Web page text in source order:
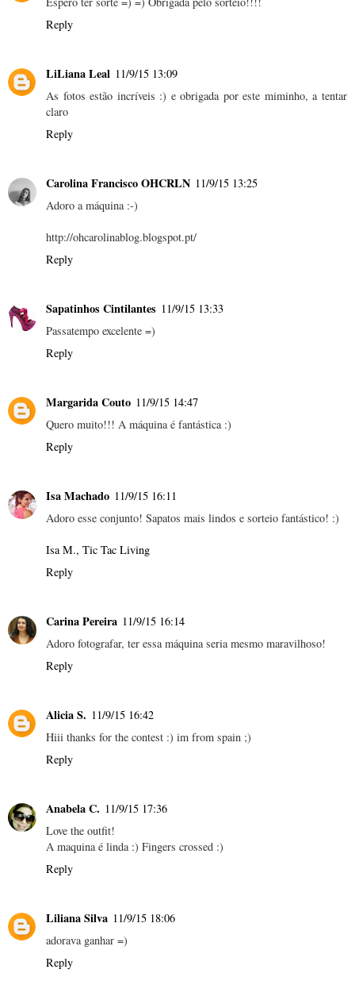
Reply
LiLiana Leal 11/9/15 13:09
As fotos estão incríveis :) e obrigada por este miminho, a tentar
claro
Reply
Carolina Francisco OHCRLN 11/9/15 13:25
Adoro a máquina :-)
http://ohcarolinablog.blogspot.pt/
Reply
Sapatinhos Cintilantes 11/9/15 13:33
Passatempo excelente =)
Reply
Margarida Couto 11/9/15 14:47
Quero muito!!! A máquina é fantástica :)
Reply
Isa Machado 11/9/15 16:11
Adoro esse conjunto! Sapatos mais lindos e sorteio fantástico! :)
Isa M., Tic Tac Living
Reply
Carina Pereira 11/9/15 16:14
Adoro fotografar, ter essa máquina seria mesmo maravilhoso!
Reply
Alicia S. 11/9/15 16:42
Hiii thanks for the contest :) im from spain ;)
Reply
Anabela C. 11/9/15 17:36
Love the outfit!
A maquina é linda :) Fingers crossed :)
Reply
Liliana Silva 11/9/15 18:06
adorava ganhar =)
Reply